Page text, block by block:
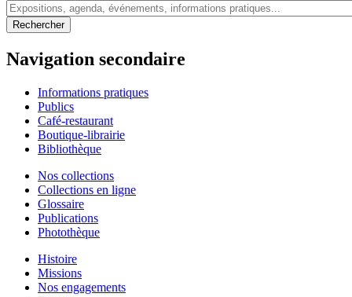
Navigation secondaire
Informations pratiques
Publics
Café-restaurant
Boutique-librairie
Bibliothèque
Nos collections
Collections en ligne
Glossaire
Publications
Photothèque
Histoire
Missions
Nos engagements